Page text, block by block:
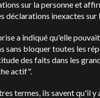
sur la personne et
déclarations inexactes sur
a indiqué qu'elle
sans bloquer toutes les
des faits dans les
actif".
termes, ils savent qu'il